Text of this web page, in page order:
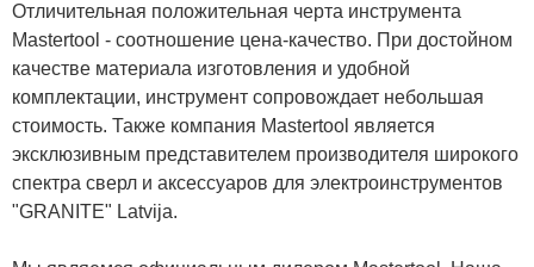
Отличительная положительная черта инструмента
Mastertool - соотношение цена-качество. При достойном
качестве материала изготовления и удобной
комплектации, инструмент сопровождает небольшая
стоимость. Также компания Mastertool является
эксклюзивным представителем производителя широкого
спектра сверл и аксессуаров для электроинструментов
"GRANITE" Latvija.